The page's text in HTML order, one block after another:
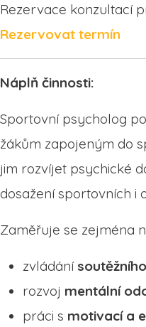
Rezervace konzultací
Rezervovat termín
Náplň činnosti:
Sportovní psycholog
žákům zapojeným do
jim rozvíjet psychické
dosažení sportovních i
Zaměřuje se zejména
zvládání
rozvoj mentální
práci s motivací a